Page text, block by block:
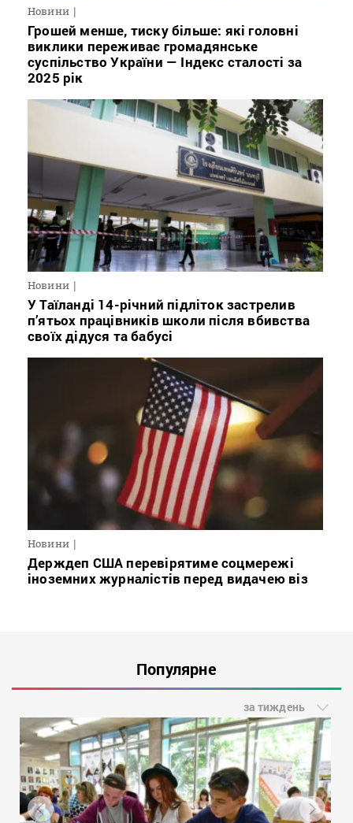
Новини
Грошей менше, тиску більше: які головні
виклики переживає громадянське
суспільство України — Індекс сталості за
2025 рік
Новини
У Таїланді 14-річний підліток застрелив
п’ятьох працівників школи після вбивства
своїх дідуся та бабусі
Новини
Держдеп США перевірятиме соцмережі
іноземних журналістів перед видачею віз
Популярне
за тиждень